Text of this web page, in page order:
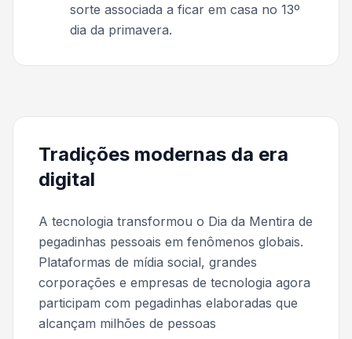
sorte associada a ficar em casa no 13º
dia da primavera.
Tradições modernas da era
digital
A tecnologia transformou o Dia da Mentira de
pegadinhas pessoais em fenômenos globais.
Plataformas de mídia social, grandes
corporações e empresas de tecnologia agora
participam com pegadinhas elaboradas que
alcançam milhões de pessoas